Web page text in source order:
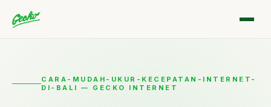
CARA-MUDAH-UKUR-KECEPATAN-INTERNET-
DI-BALI — GECKO INTERNET